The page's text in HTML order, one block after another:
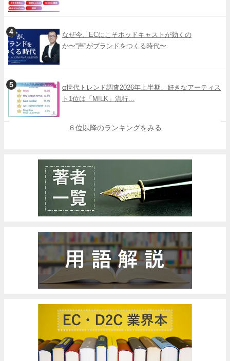
なぜ今、ECにこそポッドキャストが効くの
か〜“声”がブランドをつくる時代〜
α世代トレンド調査2026年上半期、好きなアーティス
ト1位は「M!LK」流行...
６位以降のランキングをみる